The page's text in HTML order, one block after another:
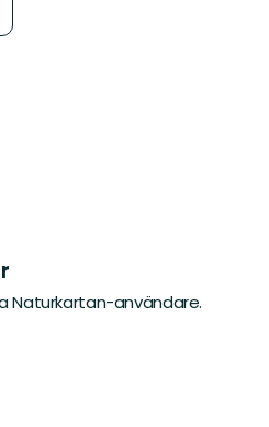
Naturkartan-användare.